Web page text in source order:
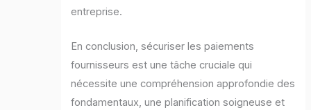
entreprise.
En conclusion, sécuriser les paiements
fournisseurs est une tâche cruciale qui
nécessite une compréhension approfondie des
fondamentaux, une planification soigneuse et